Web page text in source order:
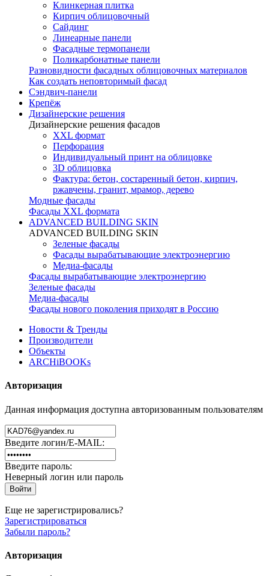
Клинкерная плитка
Кирпич облицовочный
Сайдинг
Линеарные панели
Фасадные термопанели
Поликарбонатные панели
Разновидности фасадных облицовочных материалов
Как создать неповторимый фасад
Сэндвич-панели
Крепёж
Дизайнерские решения
Дизайнерские решения фасадов
XXL формат
Перфорация
Индивидуальный принт на облицовке
3D облицовка
Фактура: бетон, состаренный бетон, кирпич,
ржавчены, гранит, мрамор, дерево
Модные фасады
Фасады XXL формата
ADVANCED BUILDING SKIN
ADVANCED BUILDING SKIN
Зеленые фасады
Фасады вырабатывающие электроэнергию
Медиа-фасады
Фасады вырабатывающие электроэнергию
Зеленые фасады
Медиа-фасады
Фасады нового поколения приходят в Россию
Новости & Тренды
Производители
Объекты
ARCHiBOOKs
Авторизация
Данная информация доступна авторизованным пользователям
Введите логин/E-MAIL:
Введите пароль:
Неверный логин или пароль
Еще не зарегистрировались?
Зарегистрироваться
Забыли пароль?
Авторизация